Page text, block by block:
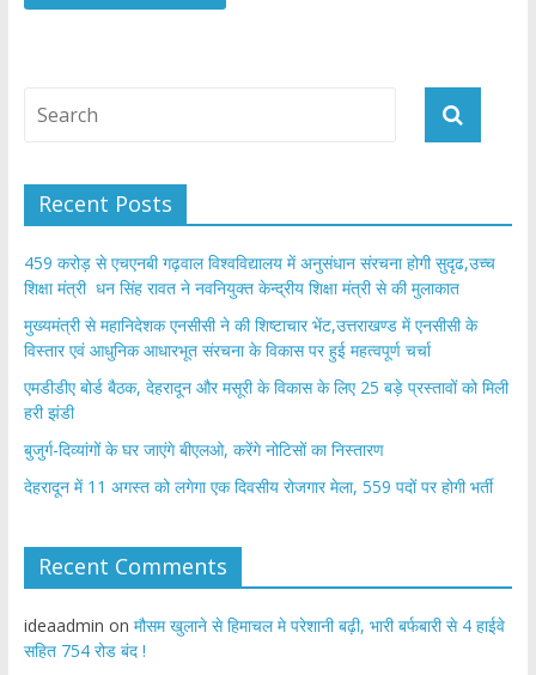
Recent Posts
459 करोड़ से एचएनबी गढ़वाल विश्वविद्यालय में अनुसंधान संरचना होगी सुदृढ,उच्च
शिक्षा मंत्री धन सिंह रावत ने नवनियुक्त केन्द्रीय शिक्षा मंत्री से की मुलाकात
मुख्यमंत्री से महानिदेशक एनसीसी ने की शिष्टाचार भेंट,उत्तराखण्ड में एनसीसी के
विस्तार एवं आधुनिक आधारभूत संरचना के विकास पर हुई महत्वपूर्ण चर्चा
एमडीडीए बोर्ड बैठक, देहरादून और मसूरी के विकास के लिए 25 बड़े प्रस्तावों को मिली
हरी झंडी
बुजुर्ग-दिव्यांगों के घर जाएंगे बीएलओ, करेंगे नोटिसों का निस्तारण
​देहरादून में 11 अगस्त को लगेगा एक दिवसीय रोजगार मेला, 559 पदों पर होगी भर्ती
Recent Comments
ideaadmin on मौसम खुलाने से हिमाचल मे परेशानी बढ़ी, भारी बर्फबारी से 4 हाईवे
सहित 754 रोड बंद !